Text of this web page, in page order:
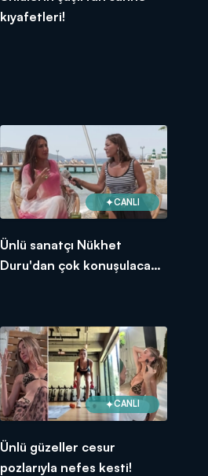
kıyafetleri!
CANLI
Ünlü sanatçı Nükhet
Duru'dan çok konuşulacak
CANLI
Ünlü güzeller cesur
pozlarıyla nefes kesti!